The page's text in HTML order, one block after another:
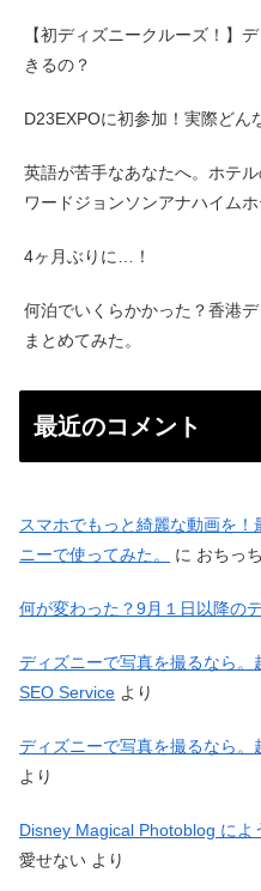
【初ディズニークルーズ！】
きるの？
D23EXPOに初参加！実際どん
英語が苦手なあなたへ。ホテ
ワードジョンソンアナハイムホ
4ヶ月ぶりに…！
何泊でいくらかかった？香港
まとめてみた。
最近のコメント
スマホでもっと綺麗な動画を
ニーで使ってみた。
に おちっち
何が変わった？9月１日以降の
ディズニーで写真を撮るなら。
SEO Service より
ディズニーで写真を撮るなら。
より
Disney Magical Photoblog によ
愛せない より